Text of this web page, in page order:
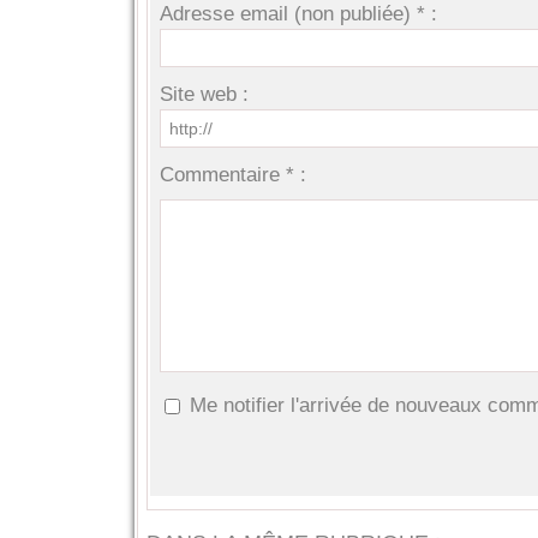
Adresse email (non publiée) * :
Site web :
Commentaire * :
Me notifier l'arrivée de nouveaux